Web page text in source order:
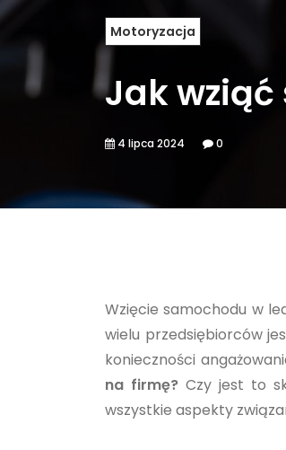
Motoryzacja
Jak
4 lipca 2024 0
Wzięcie samochodu w
wielu przedsiębiorców
konieczności
na firmę? Czy jest to
wszystkie aspekty